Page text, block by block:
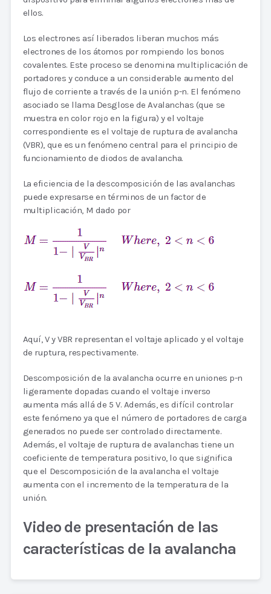
ellos.
Los electrones así liberados liberan muchos más
electrones de los átomos por rompiendo los bonos
covalentes. Este proceso se denomina multiplicación de
portadores y conduce a un considerable aumento del
flujo de corriente a través de la unión p-n. El fenómeno
asociado se llama Desglose de Avalanchas (que se
muestra en color rojo en la figura) y el voltaje
correspondiente es el voltaje de ruptura de avalancha
(VBR), que es un fenómeno central para el principio de
funcionamiento de diodos de avalancha.
La eficiencia de la descomposición de las avalanchas
puede expresarse en términos de un factor de
multiplicación, M dado por
Aquí, V y VBR representan el voltaje aplicado y el voltaje
de ruptura, respectivamente.
Descomposición de la avalancha ocurre en uniones p-n
ligeramente dopadas cuando el voltaje inverso
aumenta más allá de 5 V. Además, es difícil controlar
este fenómeno ya que el número de portadores de carga
generados no puede ser controlado directamente.
Además, el voltaje de ruptura de avalanchas tiene un
coeficiente de temperatura positivo, lo que significa
que el Descomposición de la avalancha el voltaje
aumenta con el incremento de la temperatura de la
unión.
Video de presentación de las
características de la avalancha